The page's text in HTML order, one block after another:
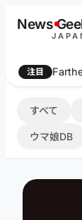
NewsG
注目
すべて
ウマ娘DB